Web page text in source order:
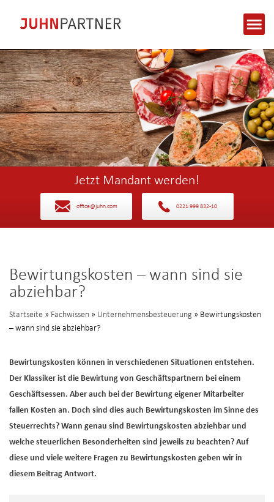
Jetzt Mandant werden!
office@juhn.com 0221 999 832-10
Bewirtungskosten – wann sind sie
abziehbar?
Startseite » Fachwissen » Unternehmensbesteuerung » Bewirtungskosten
– wann sind sie abziehbar?
Bewirtungskosten können in verschiedenen Situationen entstehen.
Der Klassiker ist die Bewirtung von Geschäftspartnern bei einem
Geschäftsessen. Aber auch bei der Bewirtung eigener Mitarbeiter
fallen Kosten an. Doch sind dies auch Bewirtungskosten im Sinne des
Steuerrechts? Wann genau sind Bewirtungskosten abziehbar und
welche steuerlichen Besonderheiten sind jeweils zu beachten? Auf
diese und viele weitere Fragen zu Bewirtungskosten geben wir in
diesem Beitrag Antwort.